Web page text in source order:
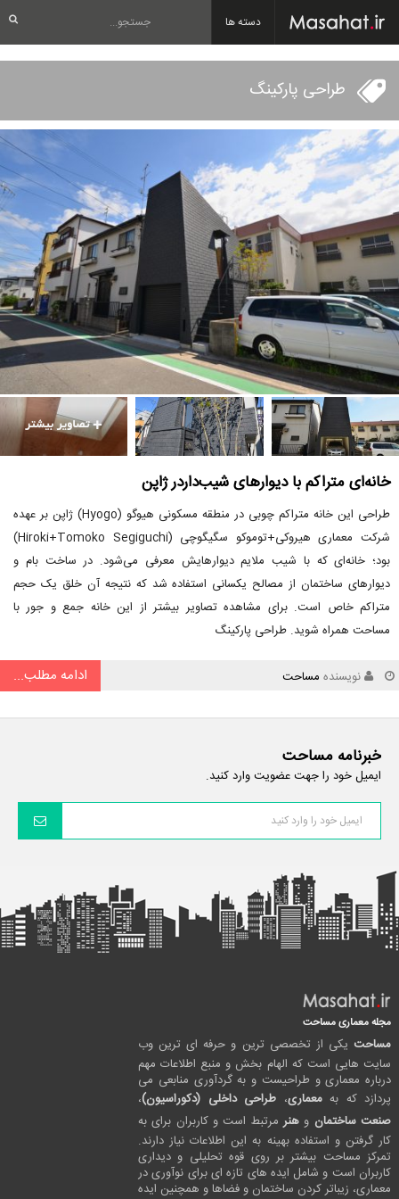
دسته ها
طراحی پارکینگ
خانه‌ای متراکم با دیوارهای شیب‌داردر ژاپن
طراحی این خانه متراکم چوبی در منطقه مسکونی هیوگو (Hyogo) ژاپن بر عهده
شرکت معماری هیروکی+توموکو سگیگوچی (Hiroki+Tomoko Segiguchi)
بود؛ خانه‌ای که با شیب ملایم دیوارهایش معرفی می‌شود. در ساخت بام و
دیوارهای ساختمان از مصالح یکسانی استفاده شد که نتیجه آن خلق یک حجم
متراکم خاص است. برای مشاهده تصاویر بیشتر از این خانه جمع و جور با
مساحت همراه شوید. طراحی پارکینگ
نویسنده مساحت ادامه مطلب...
خبرنامه مساحت
ایمیل خود را جهت عضویت وارد کنید.
مجله معماری مساحت
مساحت یکی از تخصصی ترین و حرفه ای ترین وب
سایت هایی است که الهام بخش و منبع اطلاعات مهم
درباره معماری و طراحیست و به گردآوری منابعی می
پردازد که بهمعماری، طراحی داخلی (دکوراسیون)،
صنعت ساختمان و هنرمرتبط است و کاربران برای به
کار گرفتن و استفاده بهینه به این اطلاعات نیاز دارند.
تمرکز مساحت بیشتر بر روی قوه تحلیلی و دیداری
کاربران است و شامل ایده های تازه ای برای نوآوری در
معماری، زیباتر کردن ساختمان و فضاها و همچنین ایده